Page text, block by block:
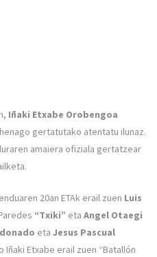
Iñaki Etxabe Orobengoa
gertatutako atentatu ilunaz.
amaiera ofiziala gertatzear
20an ETAk erail zuen Luis
“Txiki” eta Angel Otaegi
eta Jesus Pascual
Iñaki Etxabe erail zuen “Batallón